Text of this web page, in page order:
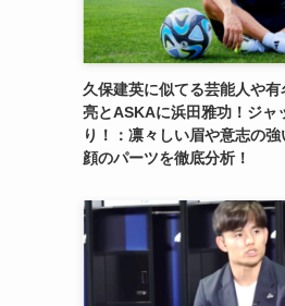
久保建英に似てる芸能人や
亮とASKAに浜田雅功！ジャ
り！：凛々しい眉や意志の
顔のパーツを徹底分析！